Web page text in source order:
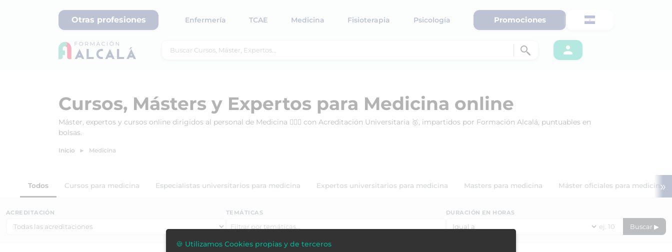
Otras profesiones Enfermería TCAE Medicina Fisioterapia Psicología Promociones
Cursos, Másters y Expertos para Medicina online
Máster, expertos y cursos online dirigidos al personal de Medicina 👨🏻‍⚕️ con Acreditación Universitaria 🥇, impartidos por Formación Alcalá, puntuables en
bolsas.
Inicio Medicina
Todos Cursos para medicina Especialistas universitarios para medicina Expertos universitarios para medicina Masters para medicina Máster oficiales para medicina»
ACREDITACIÓN TEMÁTICAS DURACIÓN EN HORAS
Buscar ▶
🍪 Utilizamos Cookies propias y de terceros